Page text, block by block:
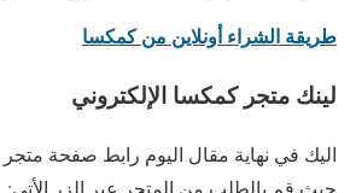
طريقة الشراء أونلاين من كمكسا
لينك متجر كمكسا الإلكتروني
اليك في نهاية مقال اليوم رابط صفحة
حيث قم بالطلب من المتجر عبر الزر الأتي: